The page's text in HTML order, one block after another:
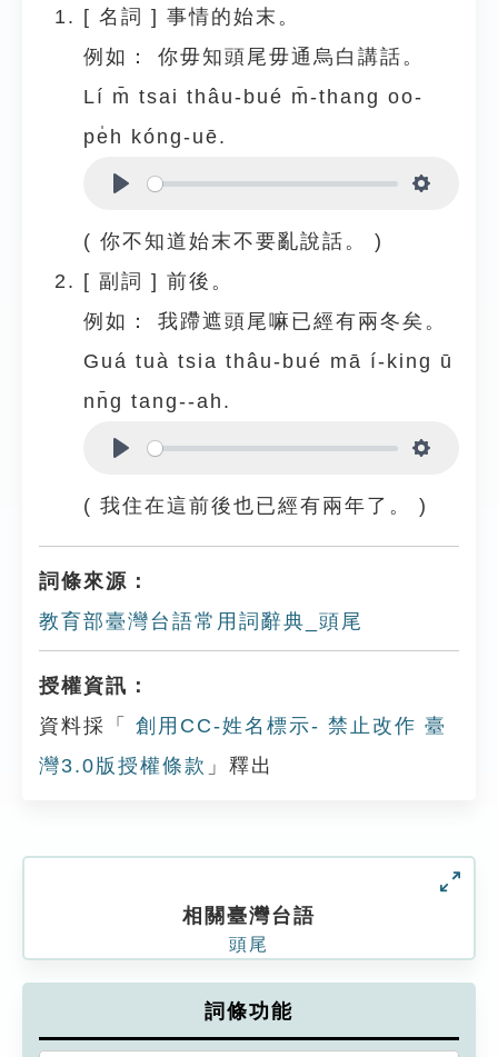
[ 名詞 ] 事情的始末。
例如：
你毋知頭尾毋通烏白講話。
Lí m̄ tsai thâu-bué m̄-thang oo-
pe̍h kóng-uē.
( 你不知道始末不要亂說話。 )
[ 副詞 ] 前後。
例如：
我蹛遮頭尾嘛已經有兩冬矣。
Guá tuà tsia thâu-bué mā í-king ū
nn̄g tang--ah.
( 我住在這前後也已經有兩年了。 )
詞條來源：
教育部臺灣台語常用詞辭典_頭尾
授權資訊：
資料採「
創用CC-姓名標示- 禁止改作 臺
灣3.0版授權條款 」釋出
相關臺灣台語
頭尾
詞條功能